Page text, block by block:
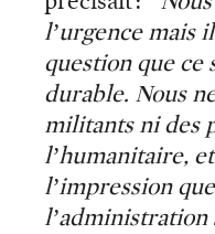
l’urgence mais
question que ce
durable. Nous
militants ni des
l’humanitaire,
l’impression
l’administration